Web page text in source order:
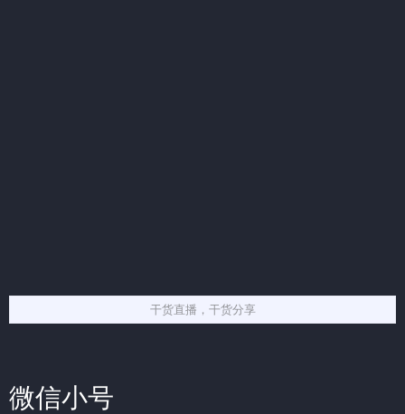
干货直播，干货分享
微信小号